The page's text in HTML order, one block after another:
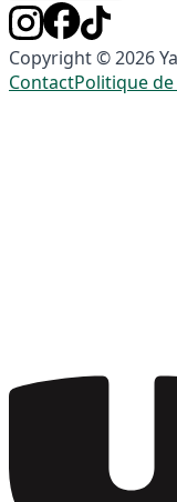
Copyright © 2026
ContactPolitique